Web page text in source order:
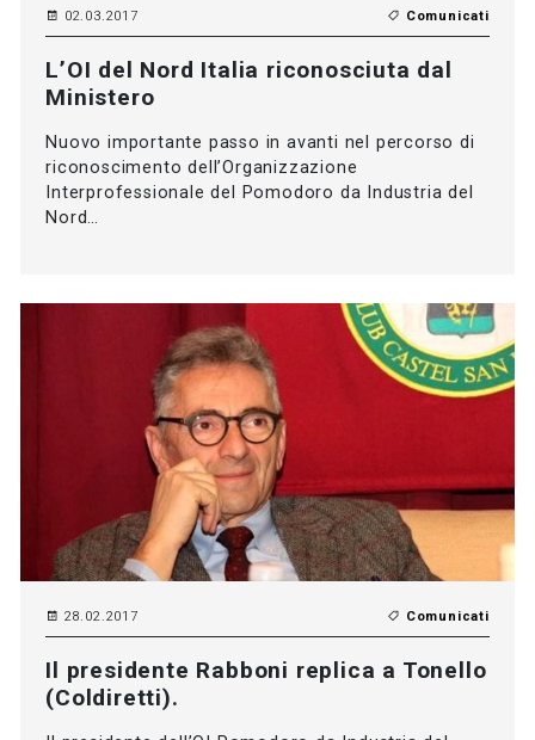
02.03.2017 Comunicati
L’OI del Nord Italia riconosciuta dal
Ministero
Nuovo importante passo in avanti nel percorso di
riconoscimento dell’Organizzazione
Interprofessionale del Pomodoro da Industria del
Nord…
28.02.2017 Comunicati
Il presidente Rabboni replica a Tonello
(Coldiretti).